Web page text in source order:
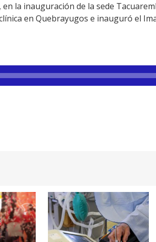
la inauguración de la sede
en Quebrayugos e inauguró el